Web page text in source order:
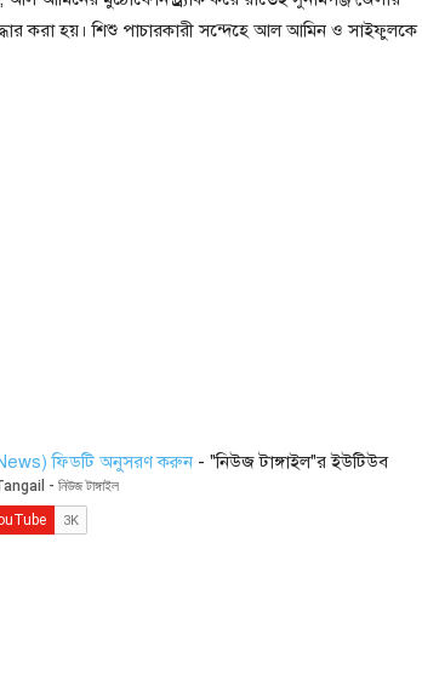
করা হয়। শিশু পাচারকারী সন্দেহে আল আমিন ও সাইফুলকে
ফিডটি অনুসরণ করুন - "নিউজ টাঙ্গাইল"র ইউটিউব